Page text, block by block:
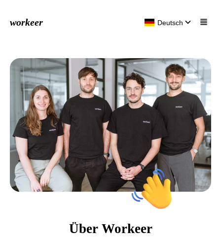
workeer Deutsch
Über Workeer